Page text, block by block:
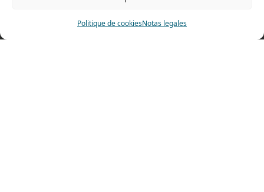
Politique de cookiesNotas legales
69400 Villefranche sur Saône